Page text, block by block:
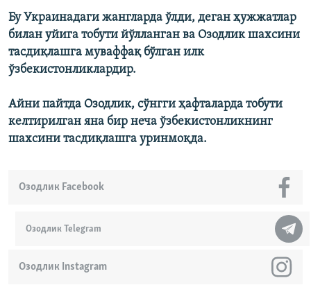
Бу Украинадаги жангларда ўлди, деган ҳужжатлар
билан уйига тобути йўлланган ва Озодлик шахсини
тасдиқлашга муваффақ бўлган илк
ўзбекистонликлардир.
Айни пайтда Озодлик, сўнгги ҳафталарда тобути
келтирилган яна бир неча ўзбекистонликнинг
шахсини тасдиқлашга уринмоқда.
Озодлик Telegram
Озодлик Instagram
Озодлик Facebook